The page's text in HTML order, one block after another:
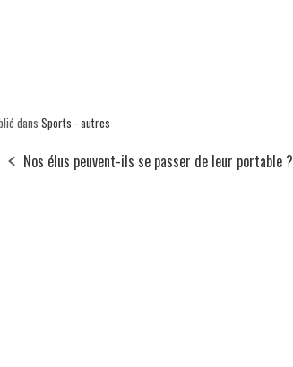
dans Sports - autres
Nos élus peuvent-ils se passer de leur portable ?